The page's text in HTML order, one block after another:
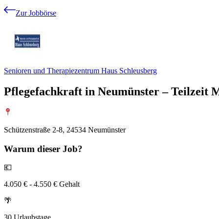
Zur Jobbörse
Senioren und Therapiezentrum Haus Schleusberg
Pflegefachkraft in Neumünster – Teilzeit
Schützenstraße 2-8, 24534 Neumünster
Warum dieser Job?
💶
4.050 € - 4.550 € Gehalt
🌴